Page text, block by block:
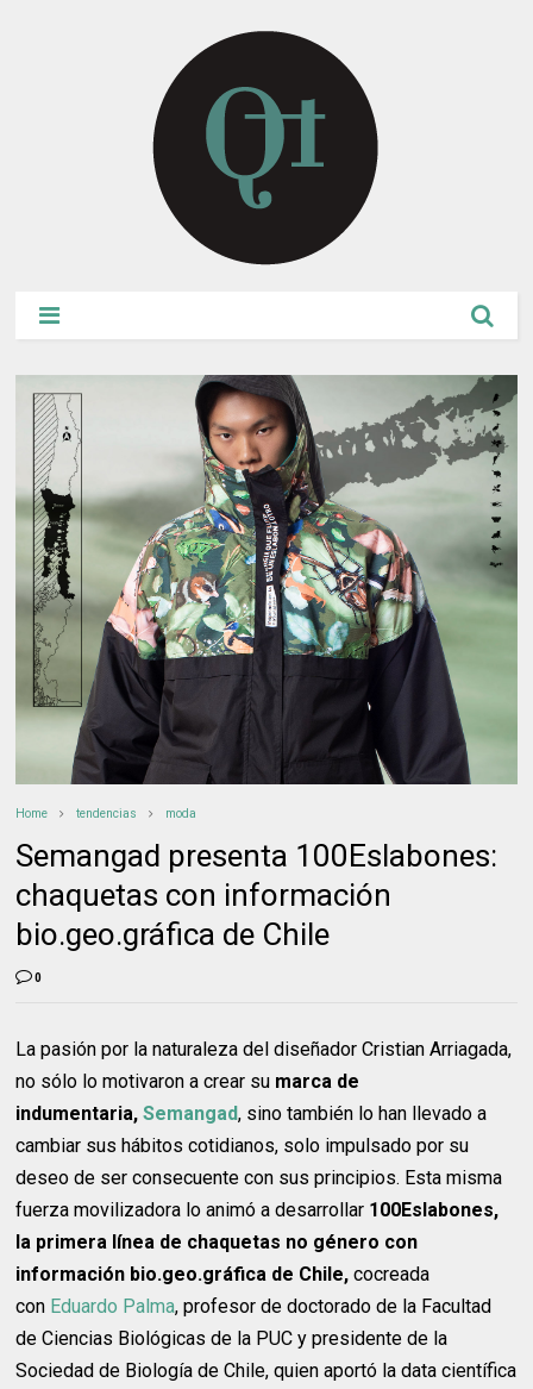
Home tendencias moda
Semangad presenta 100Eslabones:
chaquetas con información
bio.geo.gráfica de Chile
0
La pasión por la naturaleza del diseñador Cristian Arriagada,
no sólo lo motivaron a crear su marca de
indumentaria,Semangad, sino también lo han llevado a
cambiar sus hábitos cotidianos, solo impulsado por su
deseo de ser consecuente con sus principios. Esta misma
fuerza movilizadora lo animó a desarrollar 100Eslabones,
la primera línea de chaquetas no género con
información bio.geo.gráfica de Chile,cocreada
con Eduardo Palma, profesor de doctorado de la Facultad
de Ciencias Biológicas de la PUC y presidente de la
Sociedad de Biología de Chile, quien aportó la data científica